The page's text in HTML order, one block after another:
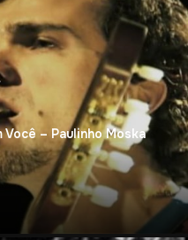
– Paulinho Moska